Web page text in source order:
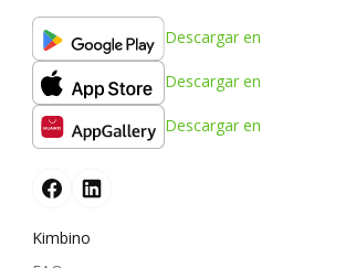
Descargar en
Descargar en
Descargar en
Kimbino